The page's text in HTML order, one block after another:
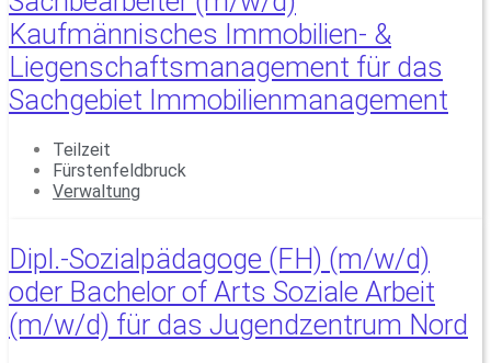
Kaufmännisches Immobilien- &
Liegenschaftsmanagement für das
Sachgebiet Immobilienmanagement
Teilzeit
Fürstenfeldbruck
Verwaltung
Dipl.-Sozialpädagoge (FH) (m/w/d)
oder Bachelor of Arts Soziale Arbeit
(m/w/d) für das Jugendzentrum Nord